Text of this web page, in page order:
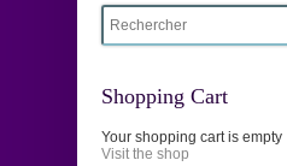
Shopping Cart
Your shopping cart is empty
Visit the shop